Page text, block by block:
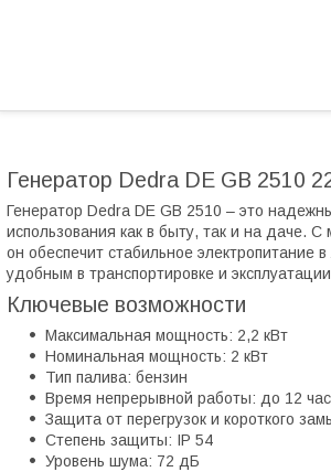
Генератор Dedra DE GB 2510
Генератор Dedra DE GB 2510 – это
использования как в быту, так и на даче.
он обеспечит стабильное
удобным в транспортировке и
Ключевые возможности
Максимальная мощность: 2,2 кВт
Номинальная мощность: 2 кВт
Тип палива: бензин
Время непрерывной работы: до 12
Защита от перегрузок и короткого
Степень защиты: IP 54
Уровень шума: 72 дБ